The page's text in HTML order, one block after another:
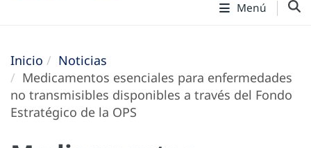
Menú
Inicio
Noticias
Medicamentos esenciales para enfermedades
no transmisibles disponibles a través del Fondo
Estratégico de la OPS